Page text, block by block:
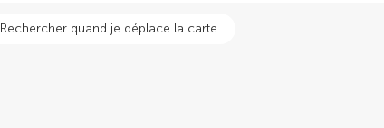
Rechercher quand je déplace la carte